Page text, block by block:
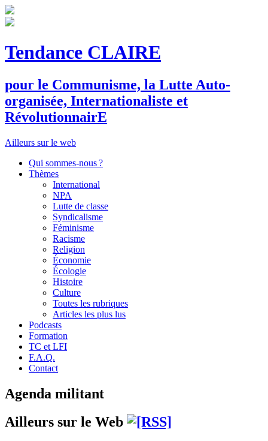
Tendance CLAIRE
pour le Communisme, la Lutte Auto-
organisée, Internationaliste et
RévolutionnairE
Ailleurs sur le web
Qui sommes-nous ?
Thèmes
International
NPA
Lutte de classe
Syndicalisme
Féminisme
Racisme
Religion
Économie
Écologie
Histoire
Culture
Toutes les rubriques
Articles les plus lus
Podcasts
Formation
TC et LFI
F.A.Q.
Contact
Agenda militant
Ailleurs sur le Web